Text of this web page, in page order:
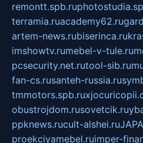
remontt.spb.ru
terramia.ruacademy62.ru
artem-news.rubiserinca.ru
imshowtv.rumebel-v-tule.ru
pcsecurity.net.rutool-sib.ru
fan-cs.rusanteh-russia.ru
tmmotors.spb.ru
obustrojdom.rusovetcik.ru
ppknews.rucult-alshei.ru
proekciyamebel.ruimper-